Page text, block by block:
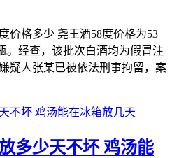
价格多少 尧王酒58度价格为53
。经查，该批次白酒均为假冒注
疑人张某已被依法刑事拘留，案
多少天不坏 鸡汤能